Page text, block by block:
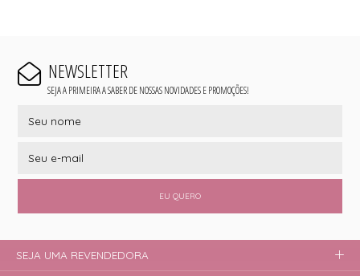
NEWSLETTER
SEJA A PRIMEIRA A SABER DE NOSSAS NOVIDADES E PROMOÇÕES!
EU QUERO
SEJA UMA REVENDEDORA